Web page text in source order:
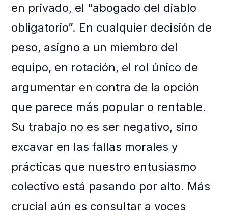
en privado, el “abogado del diablo
obligatorio”. En cualquier decisión de
peso, asigno a un miembro del
equipo, en rotación, el rol único de
argumentar en contra de la opción
que parece más popular o rentable.
Su trabajo no es ser negativo, sino
excavar en las fallas morales y
prácticas que nuestro entusiasmo
colectivo está pasando por alto. Más
crucial aún es consultar a voces